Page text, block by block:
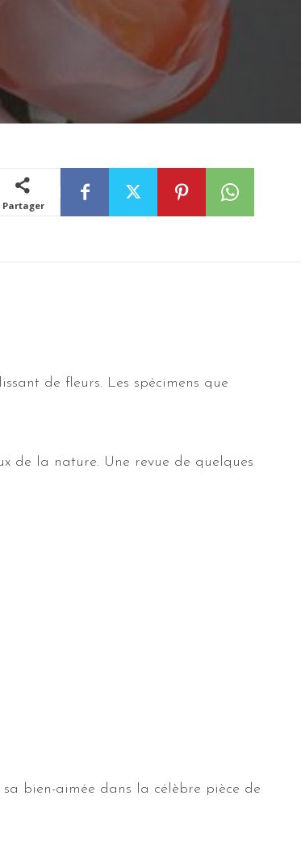
Partager
de fleurs. Les spécimens que
de la nature. Une revue de quelques
bien-aimée dans la célèbre pièce de